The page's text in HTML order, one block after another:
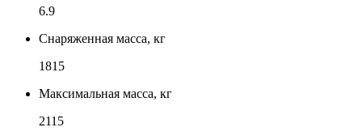
6.9
Снаряженная масса, кг
1815
Максимальная масса, кг
2115